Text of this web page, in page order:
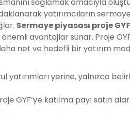
yatırımcıların
Sermaye piyasası proje
avantajlar sunar. Proje
net ve hedefli bir yatırım
yatırımları yerine, yalnızca
GYF’ye katılma payı satın